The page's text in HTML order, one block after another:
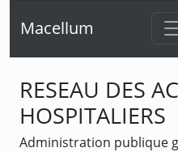
Macellum
RESEAU DES
HOSPITALIERS
Administration publique